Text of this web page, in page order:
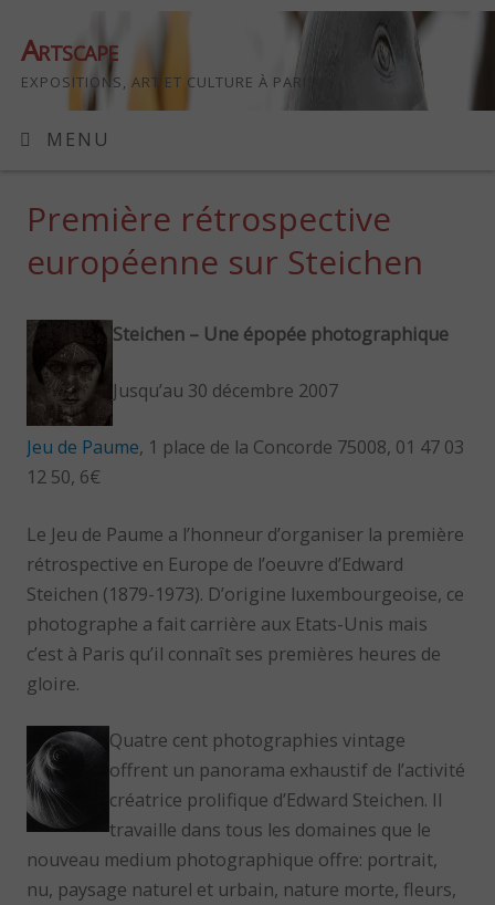
Artscape
EXPOSITIONS, ART ET CULTURE À PARIS
MENU
Première rétrospective
européenne sur Steichen
Steichen – Une épopée photographique
Jusqu’au 30 décembre 2007
Jeu de Paume, 1 place de la Concorde 75008, 01 47 03
12 50, 6€
Le Jeu de Paume a l’honneur d’organiser la première
rétrospective en Europe de l’oeuvre d’Edward
Steichen (1879-1973). D’origine luxembourgeoise, ce
photographe a fait carrière aux Etats-Unis mais
c’est à Paris qu’il connaît ses premières heures de
gloire.
Quatre cent photographies vintage
offrent un panorama exhaustif de l’activité
créatrice prolifique d’Edward Steichen. Il
travaille dans tous les domaines que le
nouveau medium photographique offre: portrait,
nu, paysage naturel et urbain, nature morte, fleurs,